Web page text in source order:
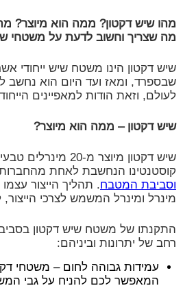
מהו שיש דקטון? ממה הוא מיוצר?
מה שצריך וחשוב לדעת על משטחי
שבספרד, ומאז ועד היום הוא נחשב
לעולם, וזאת הודות למאפיינים
שיש דקטון – ממה הוא מיוצר?
שיש דקטון מיוצר
קוסטנטינו הנחשבת לאחת מהחברות
וסביבת המטבח. תהליך הייצור
מינרל ומינרל המשמש לצרכי
התקנתו של משטח שיש דקטון
רחב של יתרונות וביניהם:
עמידות גבוהה לחום – משטחי
המאפשר לכם להניח על גבי